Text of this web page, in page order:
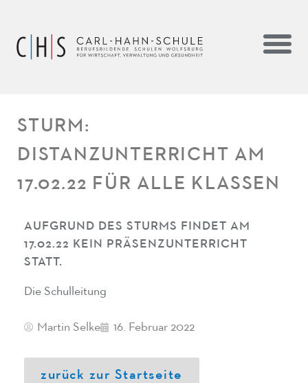
STURM:
DISTANZUNTERRICHT AM
17.02.22 FÜR ALLE KLASSEN
AUFGRUND DES STURMS FINDET AM
17.02.22 KEIN PRÄSENZUNTERRICHT
STATT.
Die Schulleitung
Martin Selke 16. Februar 2022
zurück zur Startseite